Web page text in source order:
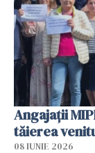
Angajaţii
tăierea
08 IUNIE 2026